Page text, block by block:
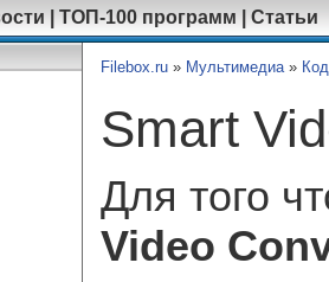
ТОП-100 программ Статьи
Filebox.ru » Мультимедиа»
Smart
Для того
Video